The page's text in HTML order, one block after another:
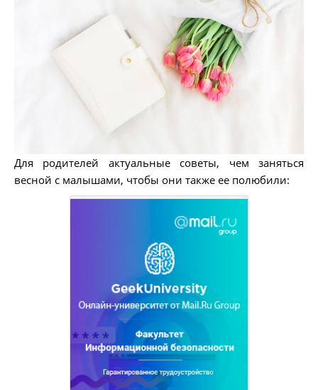
Для родителей актуальные советы, чем заняться
весной с малышами, чтобы они также ее полюбили: